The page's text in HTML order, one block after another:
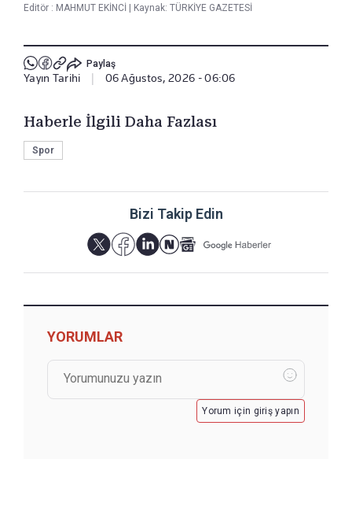
Editör : MAHMUT EKİNCİ | Kaynak: TÜRKİYE GAZETESİ
Paylaş
Yayın Tarihi 06 Ağustos, 2026 - 06:06
Haberle İlgili Daha Fazlası
Spor
Bizi Takip Edin
YORUMLAR
Yorum için giriş yapın